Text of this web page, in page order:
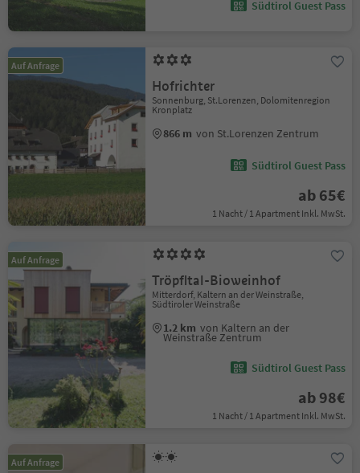
Südtirol Guest Pass
Auf Anfrage
Hofrichter
Sonnenburg, St.Lorenzen, Dolomitenregion
Kronplatz
866 m von St.Lorenzen Zentrum
Südtirol Guest Pass
ab 65€
1 Nacht / 1 Apartment Inkl. MwSt.
Auf Anfrage
Tröpfltal-Bioweinhof
Mitterdorf, Kaltern an der Weinstraße,
Südtiroler Weinstraße
1.2 km von Kaltern an der
Weinstraße Zentrum
Südtirol Guest Pass
ab 98€
1 Nacht / 1 Apartment Inkl. MwSt.
Auf Anfrage